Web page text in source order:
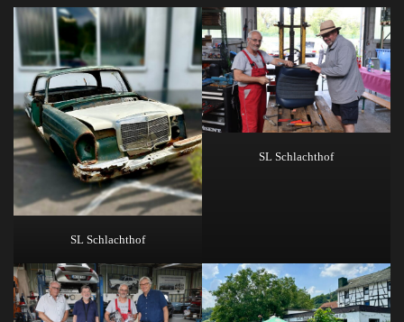
SL Schlachthof
SL Schlachthof